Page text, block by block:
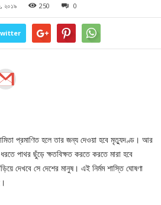
২০১৯ 250 0
প্রমাণিত হলে তার জন্য দেওয়া হবে মৃত্যুদণ্ড। আর
পাথর ছুঁড়ে ক্ষতবিক্ষত করতে করতে মারা হবে
দেখবে সে দেশের মানুষ। এই নির্মম শাস্তি ঘোষণা